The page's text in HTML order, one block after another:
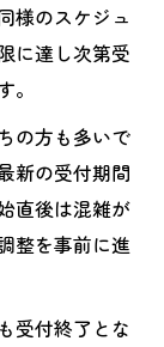
様のスケジュ
に達し次第受
の方も多いで
新の受付期間
直後は混雑が
整を事前に進
受付終了とな